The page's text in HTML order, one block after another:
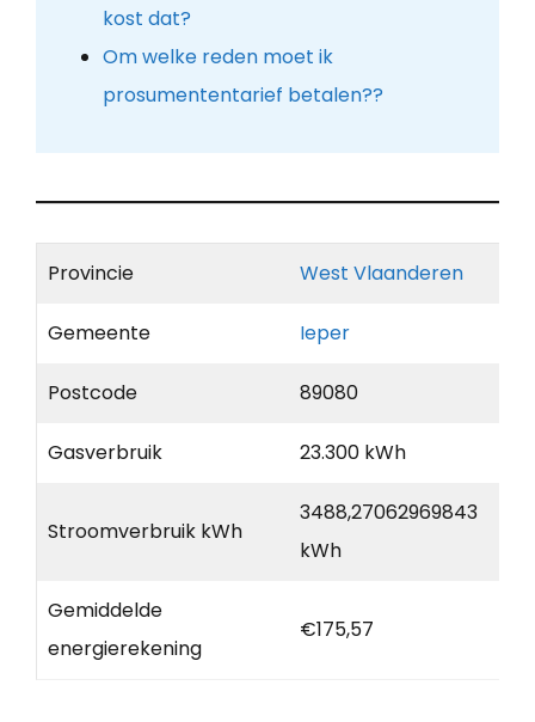
kost dat?
Om welke reden moet ik
prosumententarief betalen??
Provincie West Vlaanderen
Gemeente Ieper
Postcode 89080
Gasverbruik 23.300 kWh
Stroomverbruik kWh
3488,27062969843
kWh
Gemiddelde
energierekening
€175,57